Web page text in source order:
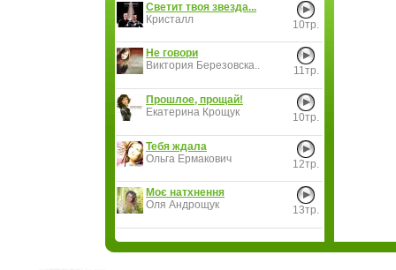
Светит твоя звезда...
Кристалл
10тр.
Не говори
Виктория Березовска..
11тр.
Прошлое, прощай!
Екатерина Крощук
10тр.
Тебя ждала
Ольга Ермакович
12тр.
Моє натхнення
Оля Андрощук
13тр.